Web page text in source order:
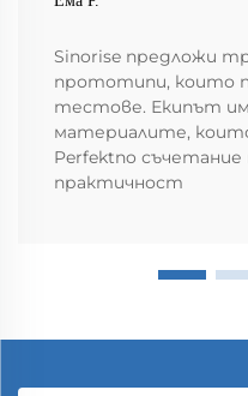
Sinorise предложи
прототипи, които
тестове. Екипът
материалите,
Perfektno съчетание
практичност